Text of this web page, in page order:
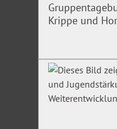
Krippe und